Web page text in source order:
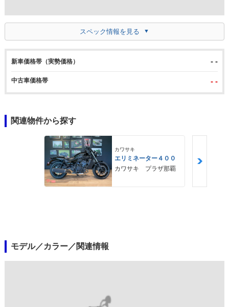
スペック情報を見る
新車価格帯（実勢価格） - -
中古車価格帯 - -
関連物件から探す
カワサキ
エリミネーター４００
カワサキ プラザ那覇
モデル／カラー／関連情報